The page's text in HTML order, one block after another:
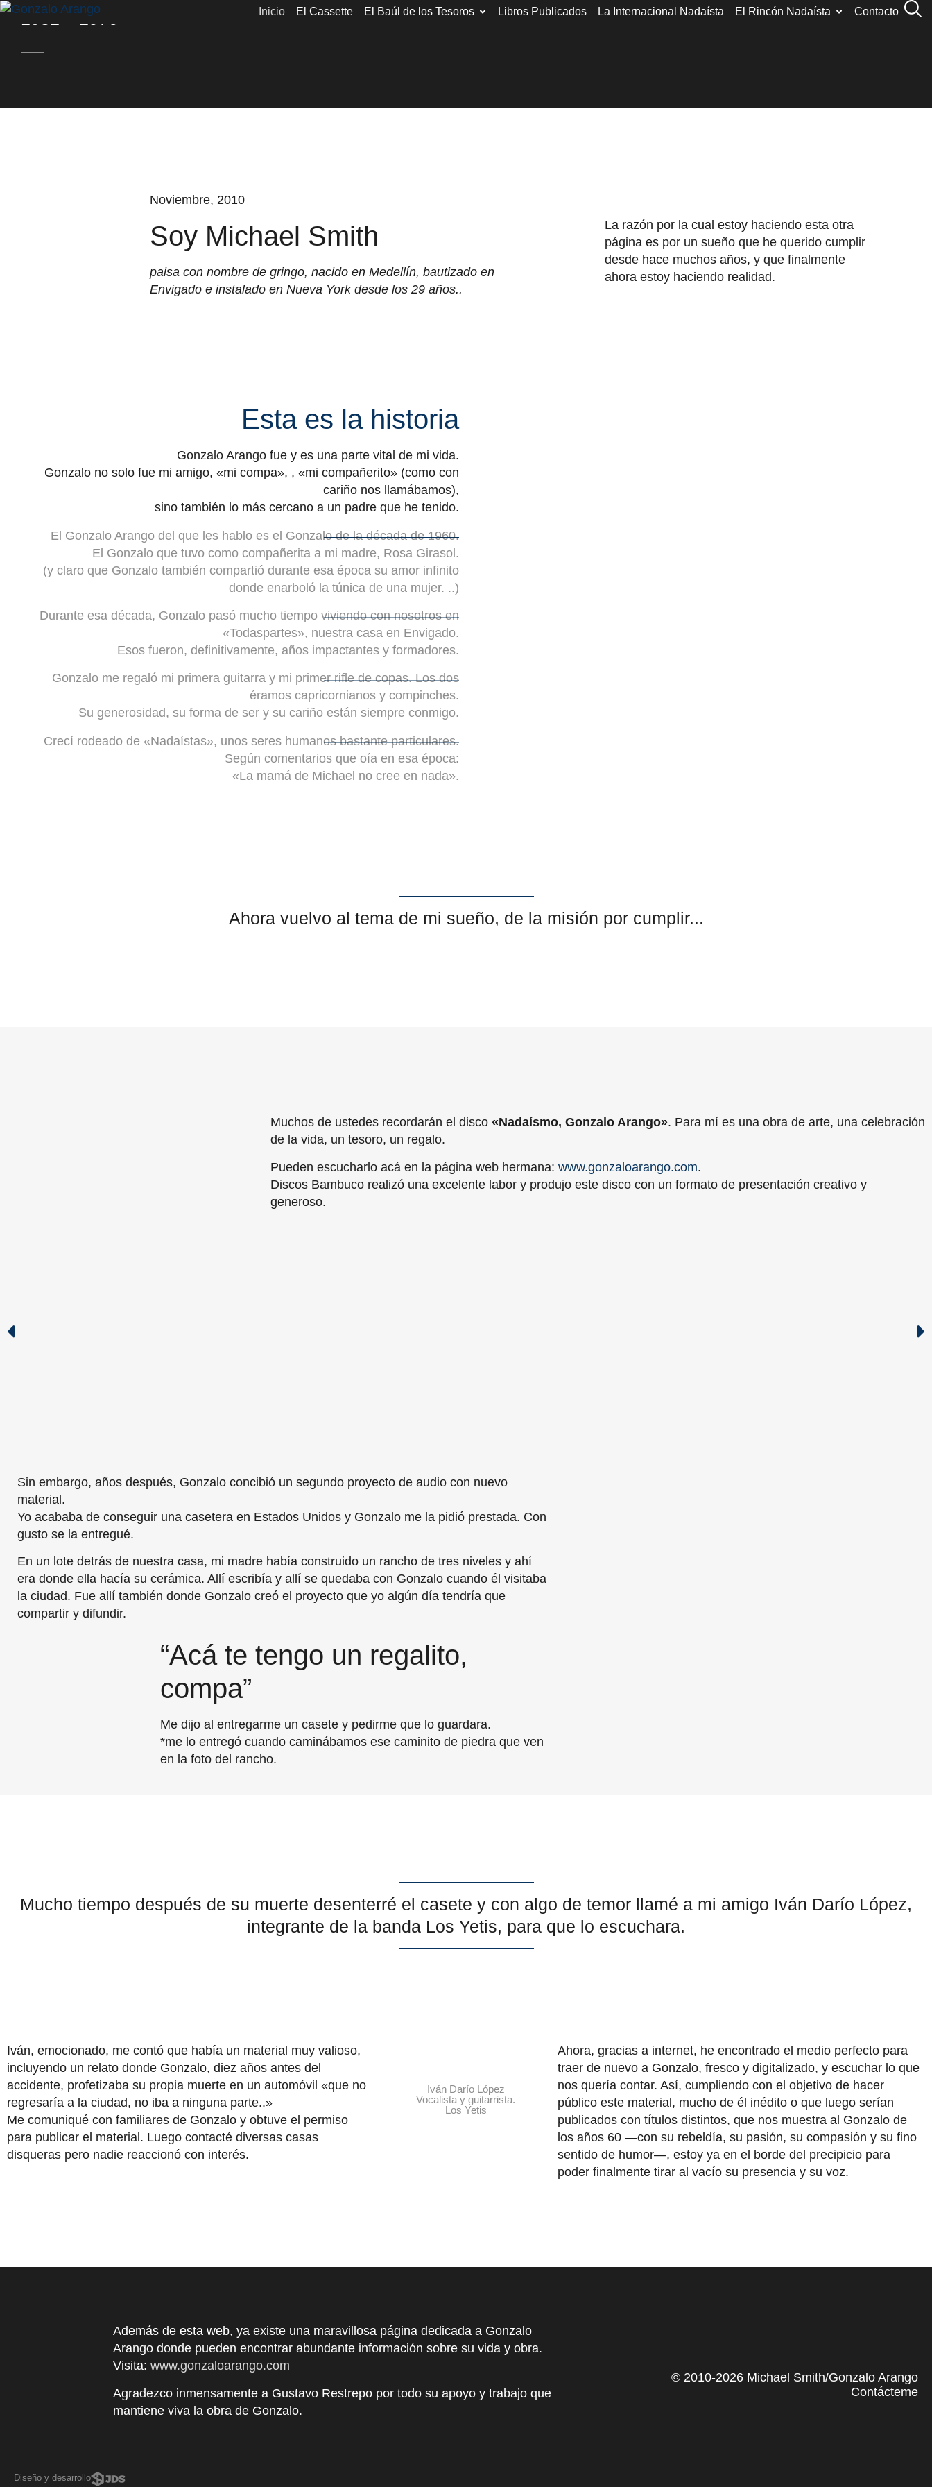
Inicio El Cassette El Baúl de los Tesoros Libros Publicados La Internacional Nadaísta El Rincón Nadaísta Contacto
1931 – 1976
Noviembre, 2010
Soy Michael Smith
paisa con nombre de gringo, nacido en Medellín, bautizado en
Envigado e instalado en Nueva York desde los 29 años..
La razón por la cual estoy haciendo esta otra
página es por un sueño que he querido cumplir
desde hace muchos años, y que finalmente
ahora estoy haciendo realidad.
Esta es la historia
Gonzalo Arango fue y es una parte vital de mi vida.
Gonzalo no solo fue mi amigo, «mi compa», , «mi compañerito» (como con
cariño nos llamábamos),
sino también lo más cercano a un padre que he tenido.
El Gonzalo Arango del que les hablo es el Gonzalo de la década de 1960.
El Gonzalo que tuvo como compañerita a mi madre, Rosa Girasol.
(y claro que Gonzalo también compartió durante esa época su amor infinito
donde enarboló la túnica de una mujer. ..)
Durante esa década, Gonzalo pasó mucho tiempo viviendo con nosotros en
«Todaspartes», nuestra casa en Envigado.
Esos fueron, definitivamente, años impactantes y formadores.
Gonzalo me regaló mi primera guitarra y mi primer rifle de copas. Los dos
éramos capricornianos y compinches.
Su generosidad, su forma de ser y su cariño están siempre conmigo.
Crecí rodeado de «Nadaístas», unos seres humanos bastante particulares.
Según comentarios que oía en esa época:
«La mamá de Michael no cree en nada».
Ahora vuelvo al tema de mi sueño, de la misión por cumplir...
Muchos de ustedes recordarán el disco «Nadaísmo, Gonzalo Arango». Para mí es una obra de arte, una celebración
de la vida, un tesoro, un regalo.
Pueden escucharlo acá en la página web hermana: www.gonzaloarango.com.
Discos Bambuco realizó una excelente labor y produjo este disco con un formato de presentación creativo y
generoso.
Sin embargo, años después, Gonzalo concibió un segundo proyecto de audio con nuevo
material.
Yo acababa de conseguir una casetera en Estados Unidos y Gonzalo me la pidió prestada. Con
gusto se la entregué.
En un lote detrás de nuestra casa, mi madre había construido un rancho de tres niveles y ahí
era donde ella hacía su cerámica. Allí escribía y allí se quedaba con Gonzalo cuando él visitaba
la ciudad. Fue allí también donde Gonzalo creó el proyecto que yo algún día tendría que
compartir y difundir.
“Acá te tengo un regalito,
compa”
Me dijo al entregarme un casete y pedirme que lo guardara.
*me lo entregó cuando caminábamos ese caminito de piedra que ven
en la foto del rancho.
Mucho tiempo después de su muerte desenterré el casete y con algo de temor llamé a mi amigo Iván Darío López,
integrante de la banda Los Yetis, para que lo escuchara.
Iván, emocionado, me contó que había un material muy valioso,
incluyendo un relato donde Gonzalo, diez años antes del
accidente, profetizaba su propia muerte en un automóvil «que no
regresaría a la ciudad, no iba a ninguna parte..»
Me comuniqué con familiares de Gonzalo y obtuve el permiso
para publicar el material. Luego contacté diversas casas
disqueras pero nadie reaccionó con interés.
Iván Darío López
Vocalista y guitarrista.
Los Yetis
Ahora, gracias a internet, he encontrado el medio perfecto para
traer de nuevo a Gonzalo, fresco y digitalizado, y escuchar lo que
nos quería contar. Así, cumpliendo con el objetivo de hacer
público este material, mucho de él inédito o que luego serían
publicados con títulos distintos, que nos muestra al Gonzalo de
los años 60 —con su rebeldía, su pasión, su compasión y su fino
sentido de humor—, estoy ya en el borde del precipicio para
poder finalmente tirar al vacío su presencia y su voz.
Además de esta web, ya existe una maravillosa página dedicada a Gonzalo
Arango donde pueden encontrar abundante información sobre su vida y obra.
Visita: www.gonzaloarango.com
Agradezco inmensamente a Gustavo Restrepo por todo su apoyo y trabajo que
mantiene viva la obra de Gonzalo.
© 2010-2026 Michael Smith/Gonzalo Arango
Contácteme
Diseño y desarrollo